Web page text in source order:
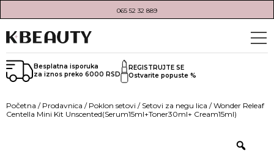
065 52 32 889
Besplatna isporuka
za iznos preko 6000 RSD
REGISTRUJTE SE
Ostvarite popuste %
Početna / Prodavnica / Poklon setovi / Setovi za negu lica / Wonder Releaf
Centella Mini Kit Unscented(Serum15ml+Toner30ml+ Cream15ml)